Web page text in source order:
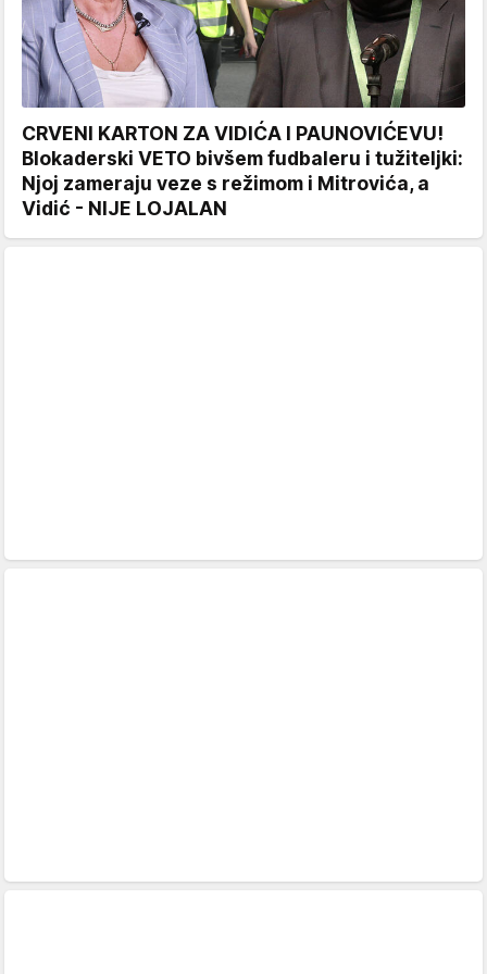
CRVENI KARTON ZA VIDIĆA I PAUNOVIĆEVU!
Blokaderski VETO bivšem fudbaleru i tužiteljki:
Njoj zameraju veze s režimom i Mitrovića, a
Vidić - NIJE LOJALAN